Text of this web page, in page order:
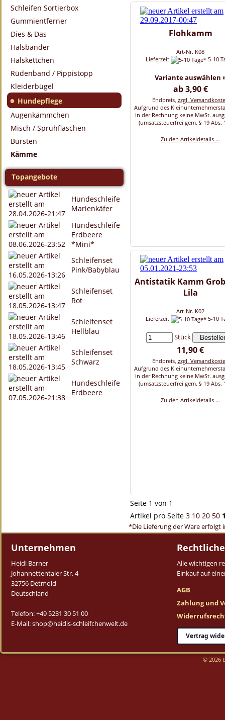
Schleifen Sortierbox
Gummientferner
Dies & Das
Halsbänder
Halskettchen
Rüdenband / Pippistopp
Kleiderbügel
● Hundepflege
Augenkämmchen
Misch / Sprühflaschen
Bürsten
Kämme
Topangebote
Hundeschleife
Marienkäfer
Hundeschleife
Erdbeere
*Mini*
Schleifenset
Pink/Babyblau
Schleifenset
Rot
Schleifenset
Hellblau
Schleifenset
Schwarz
Hundeschleife
Erdbeere
Flohkamm
Art-Nr. K08
Lieferzeit
5-10
Variante auswählen
ab 3,90 €
Endpreis, zzgl.
Aufgrund des
in der Rechnung keine MwSt.
(umsatzsteuerfrei gem. § 19 Abs.
Zu den Artikeldetails ...
Antistatik Kamm
Lila
Art-Nr. K02
Lieferzeit
5-10
Stück
11,90 €
Endpreis, zzgl.
Aufgrund des
in der Rechnung keine MwSt.
(umsatzsteuerfrei gem. § 19 Abs.
Zu den Artikeldetails ...
Seite 1 von 1
Artikel pro Seite 3 10 20 50
*Die Lieferung der Ware erfolgt
Unternehmen
Heidi Barner
Johannettentaler Str. 4
32756 Detmold
Deutschland
Telefon: +49 5231 30 51 00
E-Mail: shop@heidis-schleifchenwelt.de
Alle wichtigen
Einkauf auf
AGB
Zahlung und
Vertrag
© 2026